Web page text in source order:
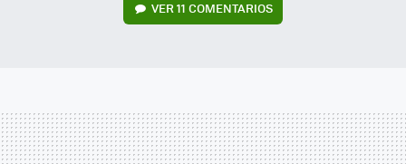
VER11 COMENTARIOS